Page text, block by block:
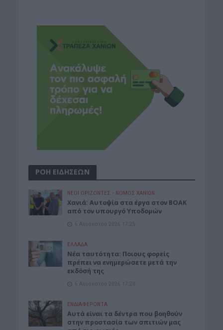
ΡΟΗ ΕΙΔΗΣΕΩΝ
ΝΕΟΙ ΟΡΙΖΟΝΤΕΣ • ΝΟΜΌΣ ΧΑΝΊΩΝ
Χανιά: Αυτοψία στα έργα στον ΒΟΑΚ
από τον υπουργό Υποδομών
6 Αυγούστου 2026 17:25
ΕΛΛΑΔΑ
Νέα ταυτότητα: Ποιους φορείς
πρέπει να ενημερώσετε μετά την
εκδόσή της
6 Αυγούστου 2026 17:20
ΕΝΔΙΑΦΕΡΟΝΤΑ
Αυτά είναι τα δέντρα που βοηθούν
στην προστασία των σπιτιών μας